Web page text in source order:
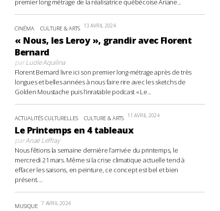
premier long métrage de la réalisatrice québécoise Ariane...
CINÉMA CULTURE & ARTS 13 AVRIL 2024
« Nous, les Leroy », grandir avec Florent
Bernard
parLucile Aquilina
Florent Bernard livre ici son premier long-métrage après de très
longues et belles années à nous faire rire avec les sketchs de
Golden Moustache puis l’inratable podcast « Le...
ACTUALITÉS CULTURELLES CULTURE & ARTS 11 AVRIL 2024
Le Printemps en 4 tableaux
parAnaë Leffray
Nous fêtions la semaine dernière l’arrivée du printemps, le
mercredi 21 mars. Même si la crise climatique actuelle tend à
effacer les saisons, en peinture, ce concept est bel et bien
présent....
MUSIQUE 7 AVRIL 2024